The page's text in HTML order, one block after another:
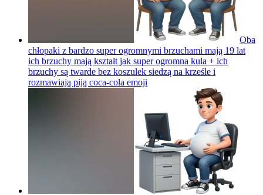
Oba
chłopaki z bardzo super ogromnymi brzuchami mają 19 lat
ich brzuchy mają kształt jak super ogromna kula + ich
brzuchy są twarde bez koszulek siedzą na krześle i
rozmawiają piją coca-cola emoji